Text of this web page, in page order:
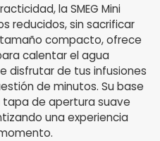
la SMEG Mini
reducidos, sin sacrificar
compacto, ofrece
calentar el agua
disfrutar de tus infusiones
de minutos. Su base
de apertura suave
una experiencia